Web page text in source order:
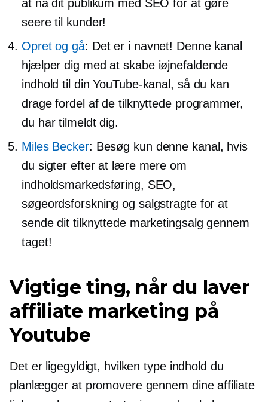
at nå dit publikum med SEO for at gøre
seere til kunder!
Opret og gå: Det er i navnet! Denne kanal
hjælper dig med at skabe iøjnefaldende
indhold til din YouTube-kanal, så du kan
drage fordel af de tilknyttede programmer,
du har tilmeldt dig.
Miles Becker: Besøg kun denne kanal, hvis
du sigter efter at lære mere om
indholdsmarkedsføring, SEO,
søgeordsforskning og salgstragte for at
sende dit tilknyttede marketingsalg gennem
taget!
Vigtige ting, når du laver
affiliate marketing på
Youtube
Det er ligegyldigt, hvilken type indhold du
planlægger at promovere gennem dine affiliate